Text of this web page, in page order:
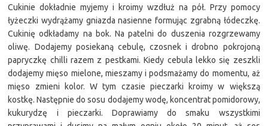
Cukinie dokładnie myjemy i kroimy wzdłuż na pół. Przy pomocy
łyżeczki wydrążamy gniazda nasienne formując zgrabną łódeczkę.
Cukinię odkładamy na bok. Na patelni do duszenia rozgrzewamy
oliwę. Dodajemy posiekaną cebulę, czosnek i drobno pokrojoną
papryczkę chilli razem z pestkami. Kiedy cebula lekko się zeszkli
dodajemy mięso mielone, mieszamy i podsmażamy do momentu, aż
mięso zmieni kolor. W tym czasie pieczarki kroimy w większą
kostkę. Następnie do sosu dodajemy wodę, koncentrat pomidorowy,
kukurydzę i pieczarki. Doprawiamy do smaku wszystkimi